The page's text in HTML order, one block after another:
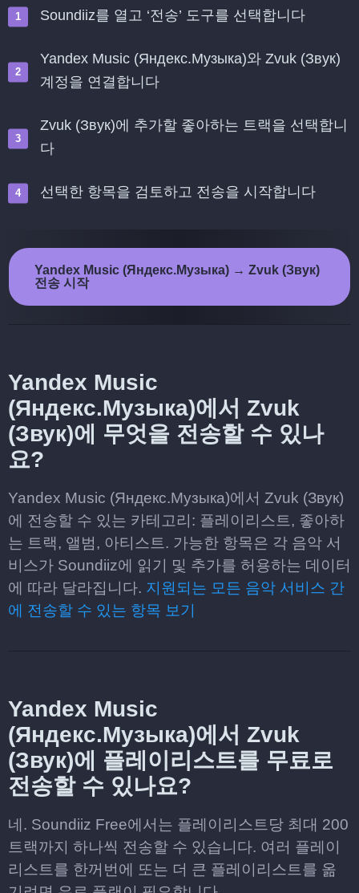
Soundiiz를 열고 ‘전송’ 도구를 선택합니다
Yandex Music (Яндекс.Музыка)와 Zvuk (Звук)
계정을 연결합니다
Zvuk (Звук)에 추가할 좋아하는 트랙을 선택합니
다
선택한 항목을 검토하고 전송을 시작합니다
Yandex Music (Яндекс.Музыка) → Zvuk (Звук)
전송 시작
Yandex Music
(Яндекс.Музыка)에서 Zvuk
(Звук)에 무엇을 전송할 수 있나
요?
Yandex Music (Яндекс.Музыка)에서 Zvuk (Звук)
에 전송할 수 있는 카테고리: 플레이리스트, 좋아하
는 트랙, 앨범, 아티스트. 가능한 항목은 각 음악 서
비스가 Soundiiz에 읽기 및 추가를 허용하는 데이터
에 따라 달라집니다. 지원되는 모든 음악 서비스 간
에 전송할 수 있는 항목 보기
Yandex Music
(Яндекс.Музыка)에서 Zvuk
(Звук)에 플레이리스트를 무료로
전송할 수 있나요?
네. Soundiiz Free에서는 플레이리스트당 최대 200
트랙까지 하나씩 전송할 수 있습니다. 여러 플레이
리스트를 한꺼번에 또는 더 큰 플레이리스트를 옮